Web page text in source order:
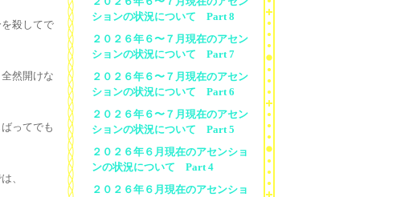
殺してで
然開けな
ってでも
、
ションの状況について Part 8
２０２６年６〜７月現在のアセン
ションの状況について Part 7
２０２６年６〜７月現在のアセン
ションの状況について Part 6
２０２６年６〜７月現在のアセン
ションの状況について Part 5
２０２６年６月現在のアセンショ
ンの状況について Part 4
２０２６年６月現在のアセンショ